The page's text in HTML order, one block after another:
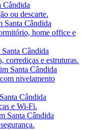
Cândida
ou descarte.
Santa Cândida
home office e
Santa Cândida
corrediças e estruturas.
Santa Cândida
nivelamento
Cândida
e Wi-Fi.
Santa Cândida